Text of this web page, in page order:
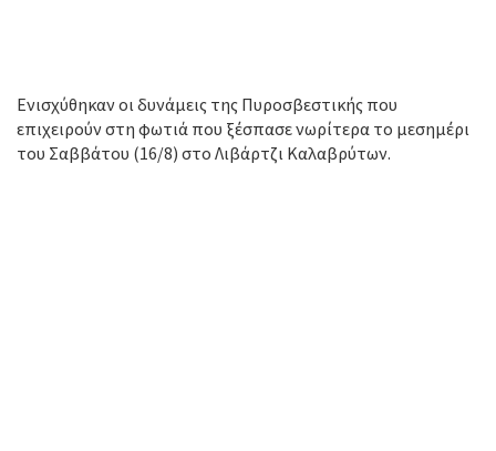
Ενισχύθηκαν οι δυνάμεις της Πυροσβεστικής που
επιχειρούν στη φωτιά που ξέσπασε νωρίτερα το μεσημέρι
του Σαββάτου (16/8) στο Λιβάρτζι Καλαβρύτων.